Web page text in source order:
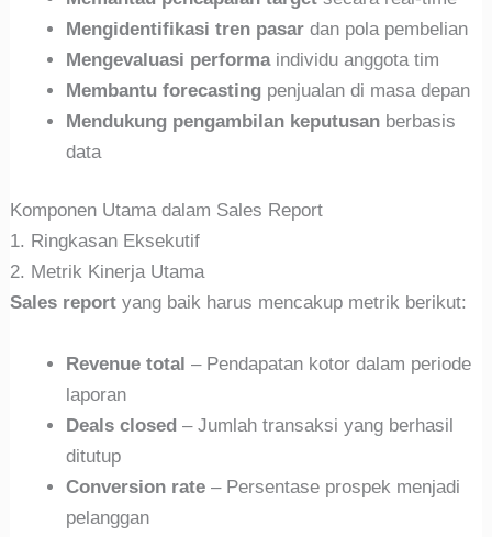
Mengidentifikasi tren pasar dan pola pembelian
Mengevaluasi performaindividu anggota tim
Membantu forecasting penjualan di masa depan
Mendukung pengambilan keputusan berbasis
data
Komponen Utama dalam Sales Report
1. Ringkasan Eksekutif
2. Metrik Kinerja Utama
Sales report yang baik harus mencakup metrik berikut:
Revenue total – Pendapatan kotor dalam periode
laporan
Deals closed – Jumlah transaksi yang berhasil
ditutup
Conversion rate – Persentase prospek menjadi
pelanggan